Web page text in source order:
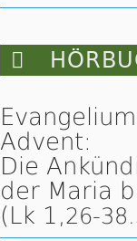

Advent:
Die
der Maria
(Lk 1,26-